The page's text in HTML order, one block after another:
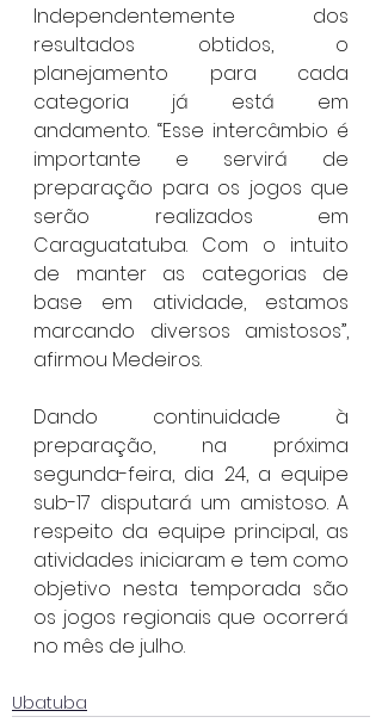
Independentemente dos
resultados obtidos, o
planejamento para cada
categoria já está em
andamento. “Esse intercâmbio é
importante e servirá de
preparação para os jogos que
serão realizados em
Caraguatatuba. Com o intuito
de manter as categorias de
base em atividade, estamos
marcando diversos amistosos”,
afirmou Medeiros.
Dando continuidade à
preparação, na próxima
segunda-feira, dia 24, a equipe
sub-17 disputará um amistoso. A
respeito da equipe principal, as
atividades iniciaram e tem como
objetivo nesta temporada são
os jogos regionais que ocorrerá
no mês de julho.
Ubatuba